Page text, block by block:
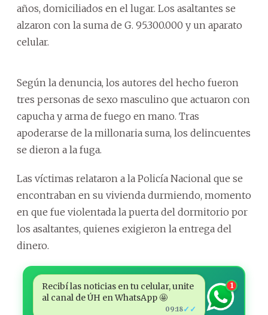
años, domiciliados en el lugar. Los asaltantes se
alzaron con la suma de G. 95.300.000 y un aparato
celular.
Según la denuncia, los autores del hecho fueron
tres personas de sexo masculino que actuaron con
capucha y arma de fuego en mano. Tras
apoderarse de la millonaria suma, los delincuentes
se dieron a la fuga.
Las víctimas relataron a la Policía Nacional que se
encontraban en su vivienda durmiendo, momento
en que fue violentada la puerta del dormitorio por
los asaltantes, quienes exigieron la entrega del
dinero.
Recibí las noticias en tu celular, unite
al canal de ÚH en WhatsApp 🤩
09:18✓✓
1